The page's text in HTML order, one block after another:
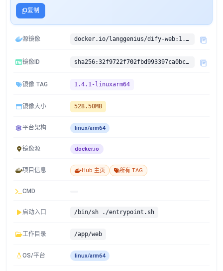
复制
源镜像 docker.io/langgenius/dify-web:1.4.1
镜像ID sha256:32f9722f702fbd993397ca0bc6f05162ca7df760921a0ed72fd675028e18b5b7
镜像 TAG 1.4.1-linuxarm64
镜像大小 528.50MB
平台架构 linux/arm64
镜像源 docker.io
项目信息 Hub 主页 所有 TAG
CMD
启动入口 /bin/sh ./entrypoint.sh
工作目录 /app/web
OS/平台 linux/arm64